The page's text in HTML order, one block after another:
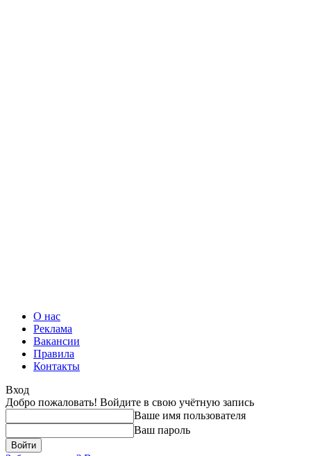
О нас
Реклама
Вакансии
Правила
Контакты
Вход
Добро пожаловать! Войдите в свою учётную запись
Ваше имя пользователя
Ваш пароль